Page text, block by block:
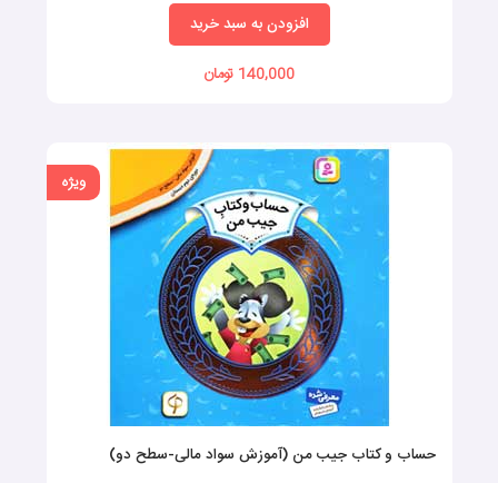
افزودن به سبد خرید
140,000 تومان
ویژه
حساب و کتاب جیب من (آموزش سواد مالی-سطح دو)